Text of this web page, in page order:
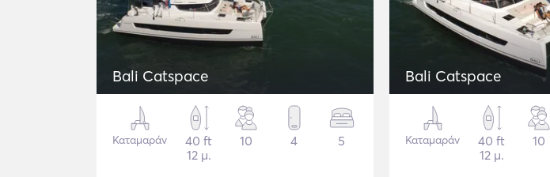
Bali Catspace
Καταμαράν
40 ft
12 μ.
10 4 5
Bali Catspace
Καταμαράν
40 ft
12 μ.
10